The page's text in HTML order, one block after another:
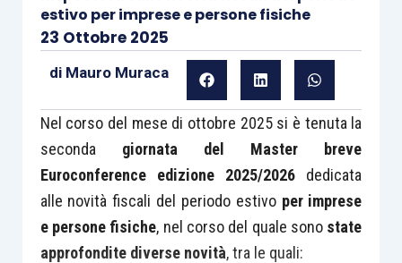
estivo per imprese e persone fisiche
23 Ottobre 2025
di Mauro Muraca
Nel corso del mese di ottobre 2025 si è tenuta la
seconda giornata del Master breve
Euroconference edizione 2025/2026 dedicata
alle novità fiscali del periodo estivoper imprese
e persone fisiche, nel corso del quale sono state
approfondite diverse novità, tra le quali: